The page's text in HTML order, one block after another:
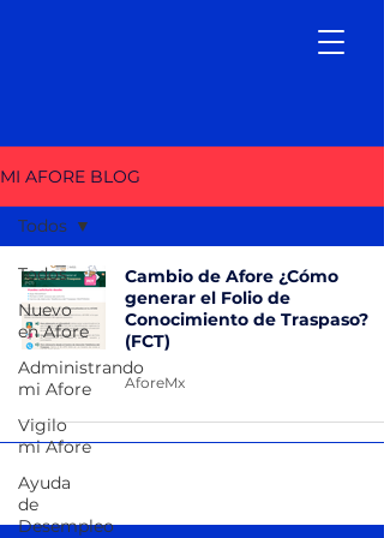
MI AFORE BLOG
Todos
Nuevo
en Afore
Administrando
mi Afore
Vigilo
mi Afore
Ayuda
de
Desempleo
Todos
Cambio de Afore ¿Cómo
generar el Folio de
Conocimiento de Traspaso?
(FCT)
AforeMx